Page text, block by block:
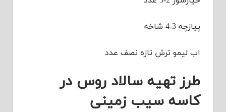
پیازچه 3-4 شاخه
اب لیمو ترش تازه نصف عدد
طرز تهیه سالاد روس در
کاسه سیب زمینی